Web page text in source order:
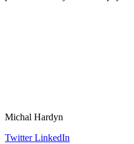
Michal Hardyn
TwitterLinkedIn